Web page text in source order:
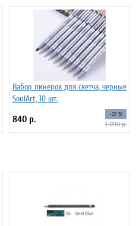
Набор линеров для скетча, черные
SoulArt, 10 шт.
840 р. -22 %
1 090 р.